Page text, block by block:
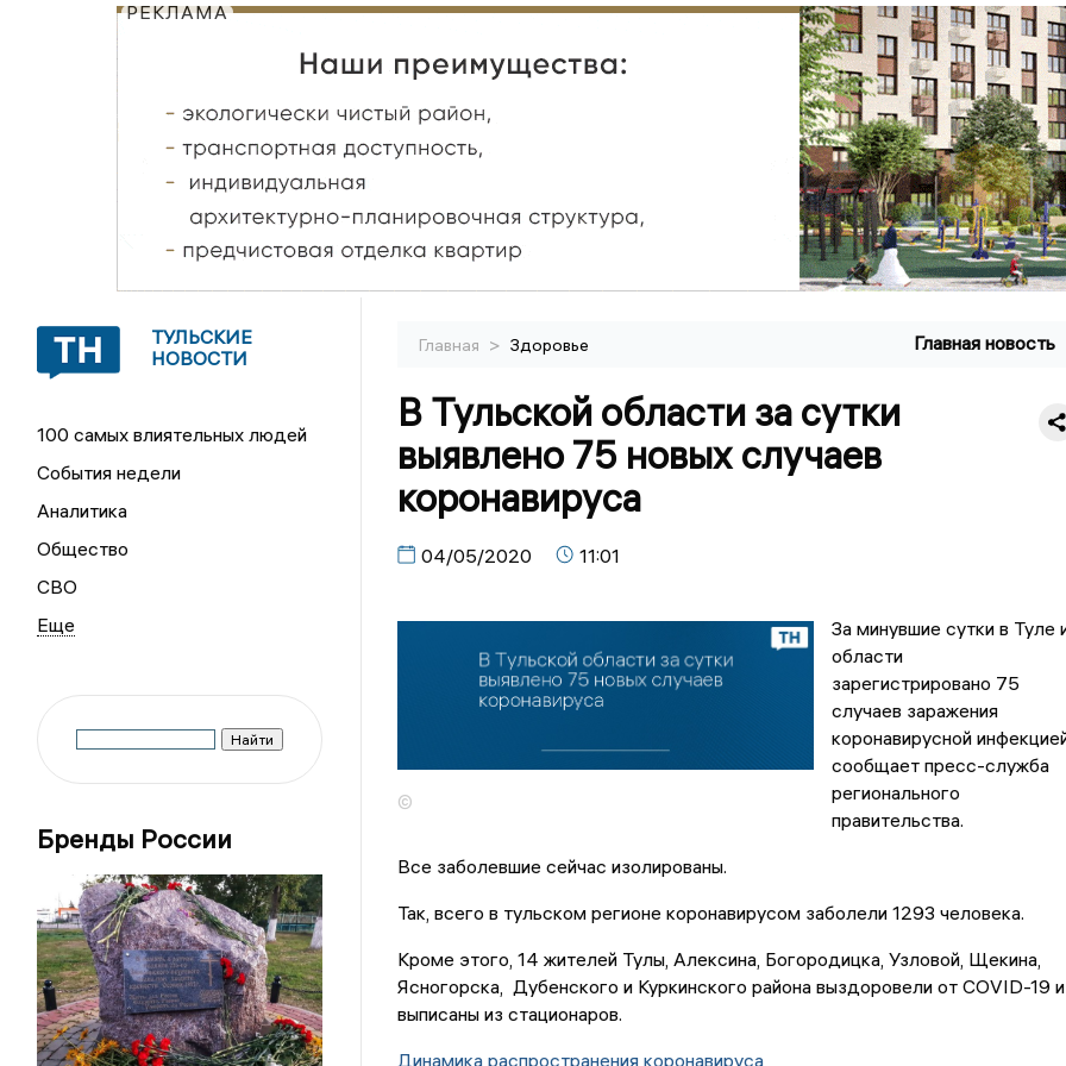
РЕКЛАМА
ТУЛЬСКИЕ
НОВОСТИ
100 самых влиятельных людей
События недели
Аналитика
Общество
СВО
Бренды России
Главная > Здоровье Главная новость
В Тульской области за сутки
выявлено 75 новых случаев
коронавируса
04/05/2020 11:01
©
За минувшие сутки в Туле
области
зарегистрировано 75
случаев заражения
коронавирусной
сообщает пресс-служба
регионального
правительства.
Все заболевшие сейчас изолированы.
Так, всего в тульском регионе коронавирусом заболели 1293 человека.
Кроме этого, 14 жителей Тулы, Алексина, Богородицка, Узловой, Щекина,
Ясногорска, Дубенского и Куркинского района выздоровели от COVID-19 и
выписаны из стационаров.
Динамика распространения коронавируса